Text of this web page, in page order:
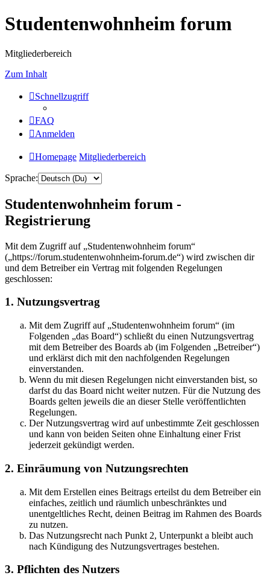
Studentenwohnheim forum
Mitgliederbereich
Zum Inhalt
Schnellzugriff
FAQ
Anmelden
Homepage Mitgliederbereich
Sprache:
Studentenwohnheim forum -
Registrierung
Mit dem Zugriff auf „Studentenwohnheim forum“
(„https://forum.studentenwohnheim-forum.de“) wird zwischen dir
und dem Betreiber ein Vertrag mit folgenden Regelungen
geschlossen:
1. Nutzungsvertrag
Mit dem Zugriff auf „Studentenwohnheim forum“ (im
Folgenden „das Board“) schließt du einen Nutzungsvertrag
mit dem Betreiber des Boards ab (im Folgenden „Betreiber“)
und erklärst dich mit den nachfolgenden Regelungen
einverstanden.
Wenn du mit diesen Regelungen nicht einverstanden bist, so
darfst du das Board nicht weiter nutzen. Für die Nutzung des
Boards gelten jeweils die an dieser Stelle veröffentlichten
Regelungen.
Der Nutzungsvertrag wird auf unbestimmte Zeit geschlossen
und kann von beiden Seiten ohne Einhaltung einer Frist
jederzeit gekündigt werden.
2. Einräumung von Nutzungsrechten
Mit dem Erstellen eines Beitrags erteilst du dem Betreiber ein
einfaches, zeitlich und räumlich unbeschränktes und
unentgeltliches Recht, deinen Beitrag im Rahmen des Boards
zu nutzen.
Das Nutzungsrecht nach Punkt 2, Unterpunkt a bleibt auch
nach Kündigung des Nutzungsvertrages bestehen.
3. Pflichten des Nutzers